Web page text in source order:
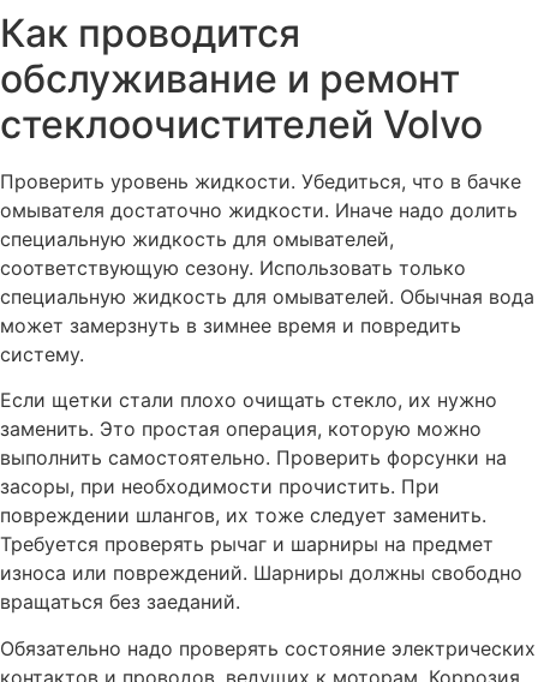
Проверка аккумуляторной батареи авто Volvo
Чистка клапана ЕГР автомобиля Volvo
Чистка испарителя кондиционера автомобиля Volvo
Чистка ЕГР автомобиля Volvo
Чистка дроссельной заслонки автомобиля Volvo
Чистка автомобильного кондиционера Вольво
Зарядка АКБ автомобиля Volvo
Замена цепи ГРМ автомобиля Volvo
Замена фильтра АКПП автомобиля Volvo
Замена топливного фильтра автомобиля Volvo
Замена системы вентиляции картерных газов
автомобиля Volvo
Замена свечей зажигания автомобиля Volvo
Замена салонного фильтра автомобиля Volvo
Замена ролика натяжителя приводного ремня
Как проводится
обслуживание и ремонт
стеклоочистителей Volvo
Проверить уровень жидкости. Убедиться, что в бачке
омывателя достаточно жидкости. Иначе надо долить
специальную жидкость для омывателей,
соответствующую сезону. Использовать только
специальную жидкость для омывателей. Обычная вода
может замерзнуть в зимнее время и повредить
систему.
Если щетки стали плохо очищать стекло, их нужно
заменить. Это простая операция, которую можно
выполнить самостоятельно. Проверить форсунки на
засоры, при необходимости прочистить. При
повреждении шлангов, их тоже следует заменить.
Требуется проверять рычаг и шарниры на предмет
износа или повреждений. Шарниры должны свободно
вращаться без заеданий.
Обязательно надо проверять состояние электрических
контактов и проводов, ведущих к моторам. Коррозия